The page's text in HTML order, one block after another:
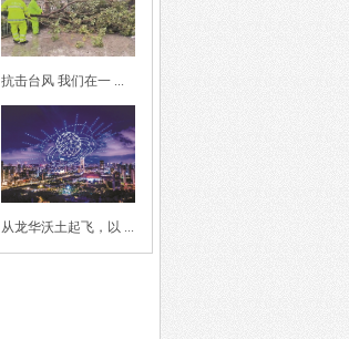
抗击台风 我们在一 ...
从龙华沃土起飞，以 ...